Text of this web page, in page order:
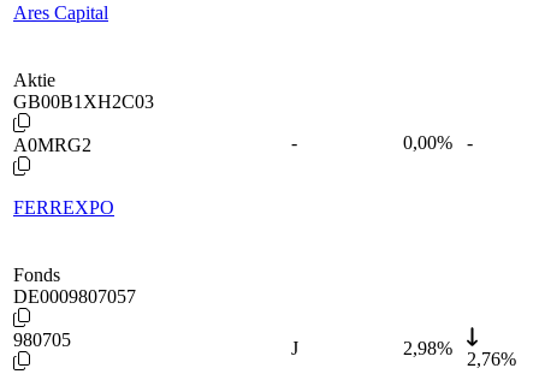
Ares Capital
Aktie
GB00B1XH2C03
A0MRG2
FERREXPO
- 0,00% -
Fonds
DE0009807057
980705 J 2,98%
2,76%